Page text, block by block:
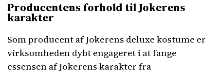
Producentens forhold til Jokerens
karakter
Som producent af Jokerens deluxe kostume er
virksomheden dybt engageret i at fange
essensen af Jokerens karakter fra